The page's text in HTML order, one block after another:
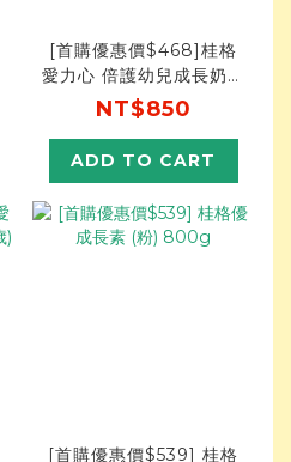
[首購優惠價$468]桂格
愛力心 倍護幼兒成長奶粉
800G HMO+酪蛋白，6
倍守護力!
NT$850
ADD TO CART
[首購優惠價$539] 桂格